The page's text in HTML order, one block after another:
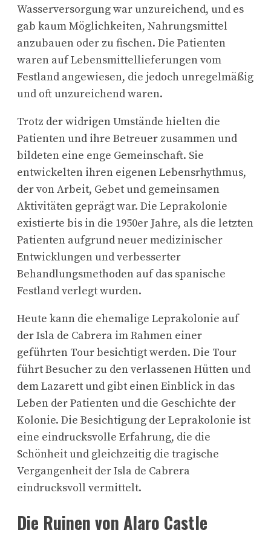
Wasserversorgung war unzureichend, und es
gab kaum Möglichkeiten, Nahrungsmittel
anzubauen oder zu fischen. Die Patienten
waren auf Lebensmittellieferungen vom
Festland angewiesen, die jedoch unregelmäßig
und oft unzureichend waren.
Trotz der widrigen Umstände hielten die
Patienten und ihre Betreuer zusammen und
bildeten eine enge Gemeinschaft. Sie
entwickelten ihren eigenen Lebensrhythmus,
der von Arbeit, Gebet und gemeinsamen
Aktivitäten geprägt war. Die Leprakolonie
existierte bis in die 1950er Jahre, als die letzten
Patienten aufgrund neuer medizinischer
Entwicklungen und verbesserter
Behandlungsmethoden auf das spanische
Festland verlegt wurden.
Heute kann die ehemalige Leprakolonie auf
der Isla de Cabrera im Rahmen einer
geführten Tour besichtigt werden. Die Tour
führt Besucher zu den verlassenen Hütten und
dem Lazarett und gibt einen Einblick in das
Leben der Patienten und die Geschichte der
Kolonie. Die Besichtigung der Leprakolonie ist
eine eindrucksvolle Erfahrung, die die
Schönheit und gleichzeitig die tragische
Vergangenheit der Isla de Cabrera
eindrucksvoll vermittelt.
Die Ruinen von Alaro Castle